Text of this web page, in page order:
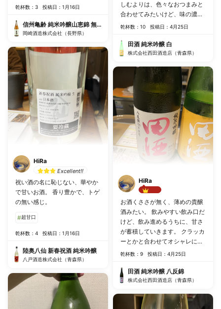
乾杯数：3 投稿日：1月16日
信州亀齢 純米吟醸山恵錦 無ろ過生原酒
岡崎酒造株式会社（長野県）
HiRa
Excellent!!
祝い酒の名に恥じない、華やか
で甘いお酒。 香り豊かで、トゲ
の無い感じ。
#超甘口
乾杯数：4 投稿日：1月16日
陸奥八仙 新春祝酒 純米吟醸
八戸酒造株式会社（青森県）
しむよりは、色々なおつまみと
合わせてみたいけど、味の濃い
ツマミだと負けちゃうかも。 ち
そう。
乾杯数：10 投稿日：4月25日
田酒 純米吟醸 白
株式会社西田酒造店（青森県）
HiRa
お酒くささが無く、薄めの貴醸
酒みたい。 飲みやすい飲み口だ
けど、飲み進めるうちに、甘さ
が蓄積していきます。 クラッカ
ーとかと合わせてオシャレに飲
みたい。
乾杯数：9 投稿日：4月25日
田酒 純米吟醸 八反錦
株式会社西田酒造店（青森県）